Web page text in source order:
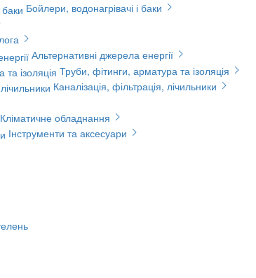
Бойлери, водонагрівачі і баки
Альтернативні джерела енергії
Труби, фітинги, арматура та ізоляція
Каналізація, фільтрація, лічильники
Кліматичне обладнання
Інструменти та аксесуари